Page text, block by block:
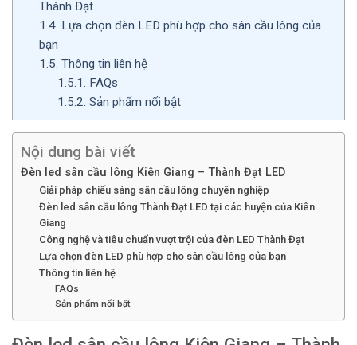
Thành Đạt
1.4. Lựa chọn đèn LED phù hợp cho sân cầu lông của
bạn
1.5. Thông tin liên hệ
1.5.1. FAQs
1.5.2. Sản phẩm nổi bật
Nội dung bài viết
Đèn led sân cầu lông Kiên Giang – Thành Đạt LED
Giải pháp chiếu sáng sân cầu lông chuyên nghiệp
Đèn led sân cầu lông Thành Đạt LED tại các huyện của Kiên
Giang
Công nghệ và tiêu chuẩn vượt trội của đèn LED Thành Đạt
Lựa chọn đèn LED phù hợp cho sân cầu lông của bạn
Thông tin liên hệ
FAQs
Sản phẩm nổi bật